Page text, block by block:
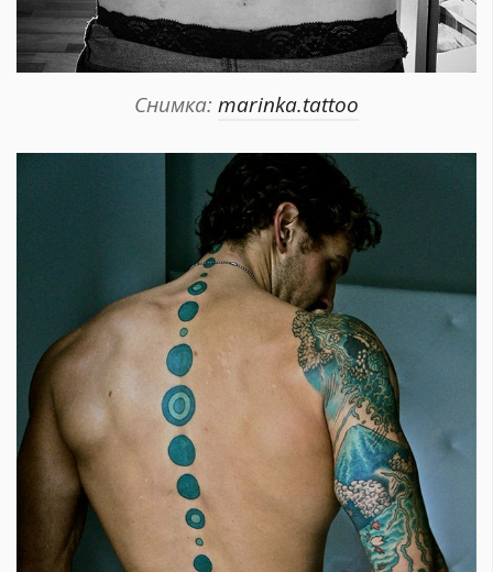
Снимка: marinka.tattoo